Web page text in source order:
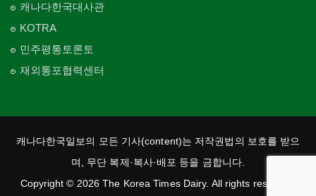
캐나다한국대사관
KOTRA
민주평통토론토
재외통포협력센터
캐나다한국일보의 모든 기사(content)는 저작권법의 보호를 받으
며, 무단 복제·복사·배포 등을 금합니다.
Copyright © 2026 The Korea Times Dairy. All rights reserved.